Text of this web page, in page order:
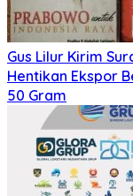
Gus Lilur Kirim
Hentikan Ekspor
50 Gram